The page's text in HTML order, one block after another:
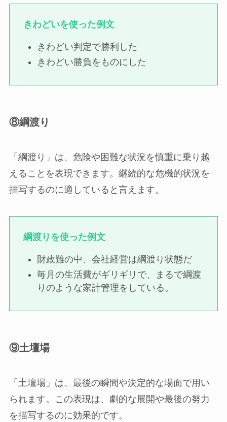
きわどいを使った例文
きわどい判定で勝利した
きわどい勝負をものにした
⑧綱渡り
「綱渡り」は、危険や困難な状況を慎重に乗り越
えることを表現できます。継続的な危機的状況を
描写するのに適していると言えます。
綱渡りを使った例文
財政難の中、会社経営は綱渡り状態だ
毎月の生活費がギリギリで、まるで綱渡
りのような家計管理をしている。
⑨土壇場
「土壇場」は、最後の瞬間や決定的な場面で用い
られます。この表現は、劇的な展開や最後の努力
を描写するのに効果的です。